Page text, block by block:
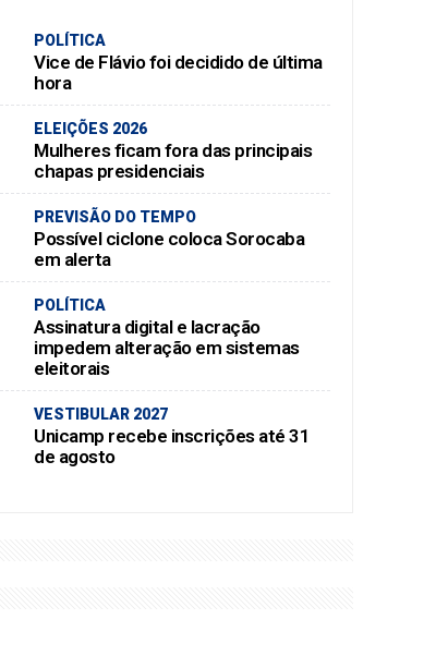
POLÍTICA
Vice de Flávio foi decidido de última
hora
ELEIÇÕES 2026
Mulheres ficam fora das principais
chapas presidenciais
PREVISÃO DO TEMPO
Possível ciclone coloca Sorocaba
em alerta
POLÍTICA
Assinatura digital e lacração
impedem alteração em sistemas
eleitorais
VESTIBULAR 2027
Unicamp recebe inscrições até 31
de agosto